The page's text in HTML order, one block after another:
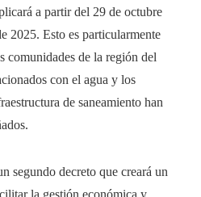
a partir del 29 de octubre
2025. Esto es particularmente
comunidades de la región del
con el agua y los
de saneamiento han
segundo decreto que creará un